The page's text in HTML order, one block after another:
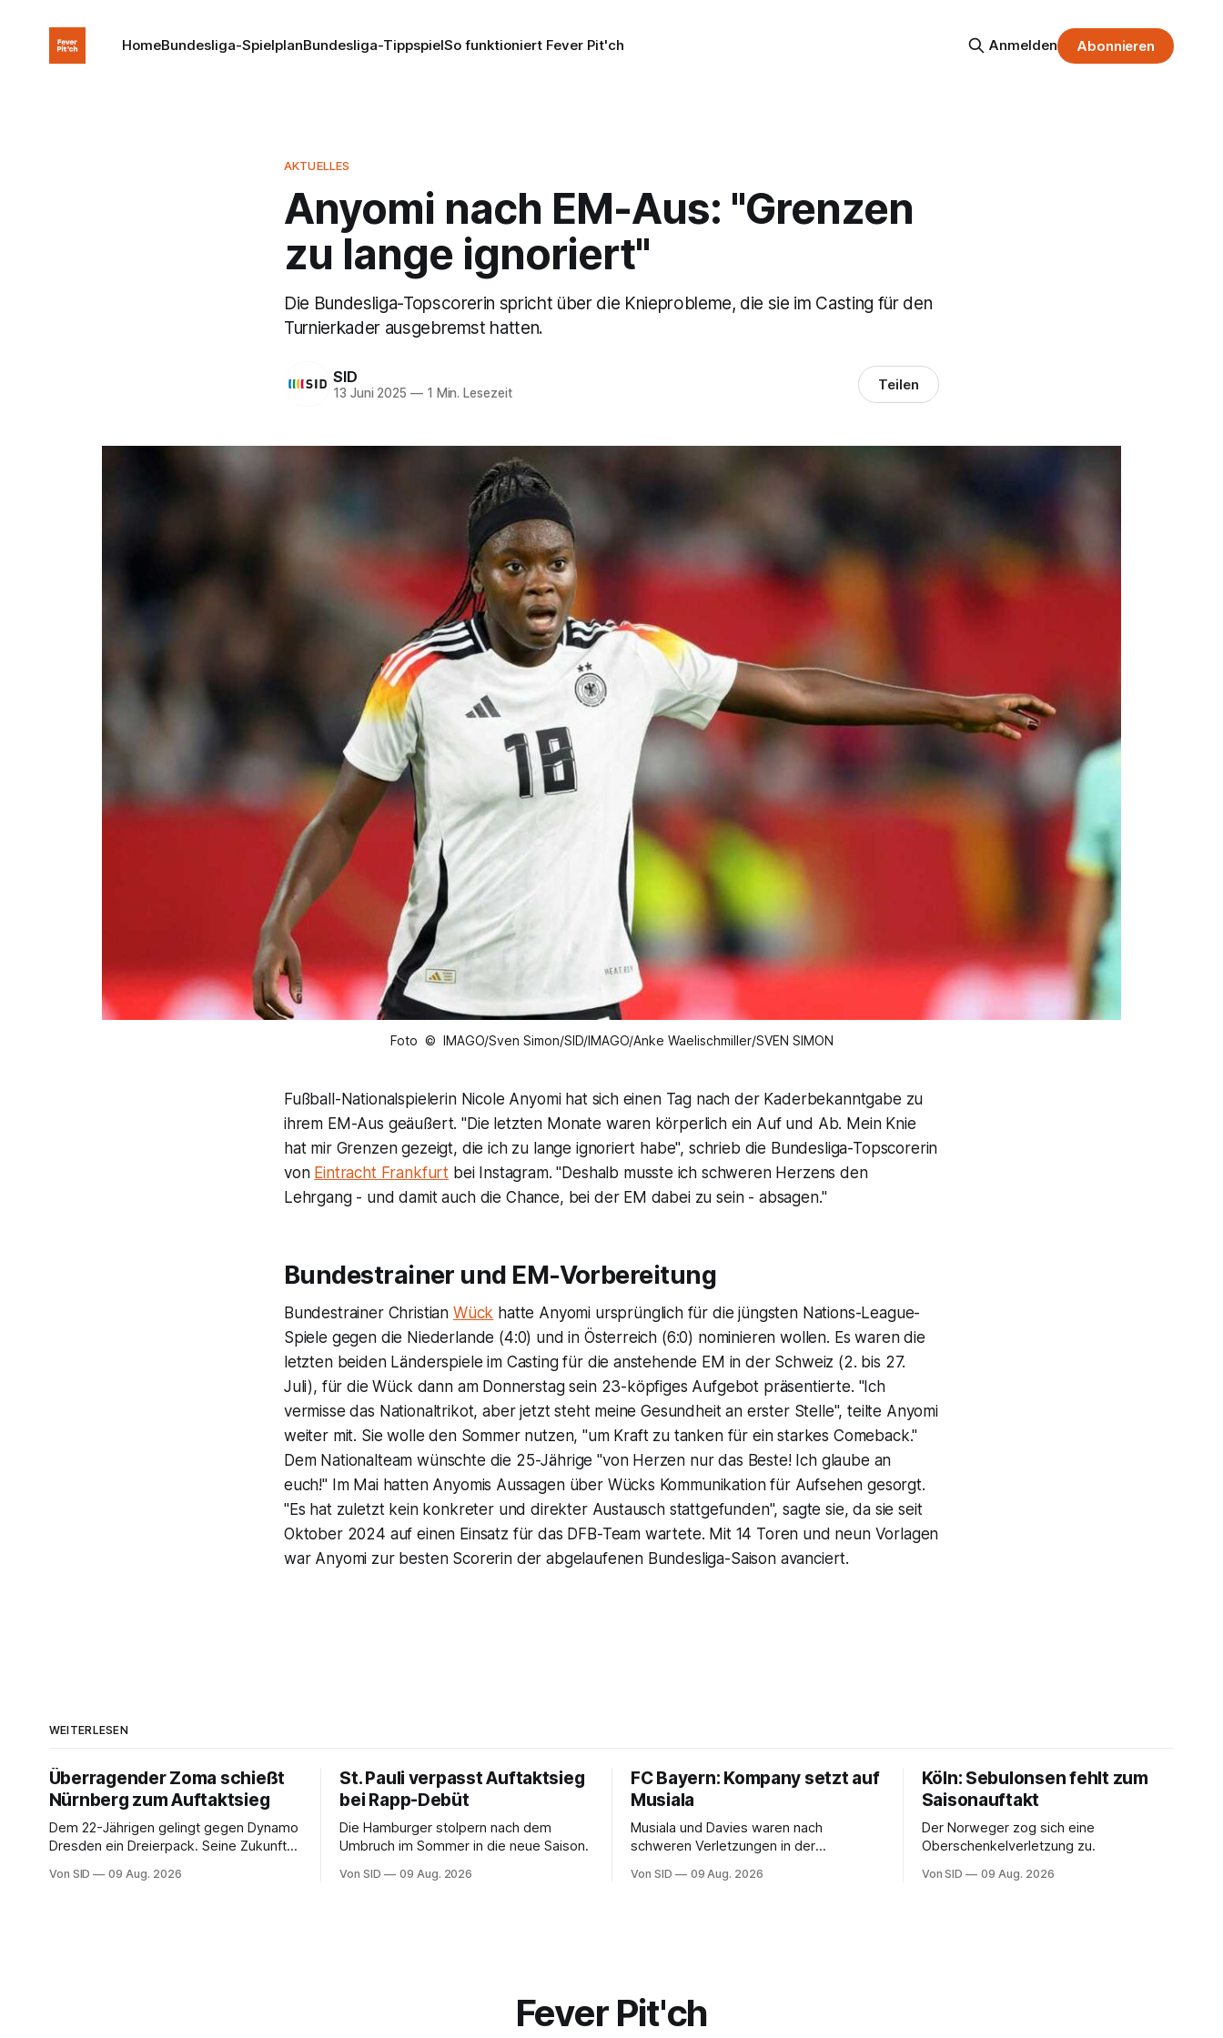
HomeBundesliga-SpielplanBundesliga-TippspielSo funktioniert Fever Pit'ch Anmelden Abonnieren
AKTUELLES
Anyomi nach EM-Aus: "Grenzen
zu lange ignoriert"
Die Bundesliga-Topscorerin spricht über die Knieprobleme, die sie im Casting für den
Turnierkader ausgebremst hatten.
SID
13 Juni 2025 —1 Min. Lesezeit Teilen
Foto © IMAGO/Sven Simon/SID/IMAGO/Anke Waelischmiller/SVEN SIMON
Fußball-Nationalspielerin Nicole Anyomi hat sich einen Tag nach der Kaderbekanntgabe zu
ihrem EM-Aus geäußert. "Die letzten Monate waren körperlich ein Auf und Ab. Mein Knie
hat mir Grenzen gezeigt, die ich zu lange ignoriert habe", schrieb die Bundesliga-Topscorerin
von Eintracht Frankfurt bei Instagram. "Deshalb musste ich schweren Herzens den
Lehrgang - und damit auch die Chance, bei der EM dabei zu sein - absagen."
Bundestrainer und EM-Vorbereitung
Bundestrainer Christian Wück hatte Anyomi ursprünglich für die jüngsten Nations-League-
Spiele gegen die Niederlande (4:0) und in Österreich (6:0) nominieren wollen. Es waren die
letzten beiden Länderspiele im Casting für die anstehende EM in der Schweiz (2. bis 27.
Juli), für die Wück dann am Donnerstag sein 23-köpfiges Aufgebot präsentierte. "Ich
vermisse das Nationaltrikot, aber jetzt steht meine Gesundheit an erster Stelle", teilte Anyomi
weiter mit. Sie wolle den Sommer nutzen, "um Kraft zu tanken für ein starkes Comeback."
Dem Nationalteam wünschte die 25-Jährige "von Herzen nur das Beste! Ich glaube an
euch!" Im Mai hatten Anyomis Aussagen über Wücks Kommunikation für Aufsehen gesorgt.
"Es hat zuletzt kein konkreter und direkter Austausch stattgefunden", sagte sie, da sie seit
Oktober 2024 auf einen Einsatz für das DFB-Team wartete. Mit 14 Toren und neun Vorlagen
war Anyomi zur besten Scorerin der abgelaufenen Bundesliga-Saison avanciert.
WEITERLESEN
Überragender Zoma schießt
Nürnberg zum Auftaktsieg
Dem 22-Jährigen gelingt gegen Dynamo
Dresden ein Dreierpack. Seine Zukunft
Von SID 09 Aug. 2026
St. Pauli verpasst Auftaktsieg
bei Rapp-Debüt
Die Hamburger stolpern nach dem
Umbruch im Sommer in die neue Saison.
Von SID 09 Aug. 2026
FC Bayern: Kompany setzt auf
Musiala
Musiala und Davies waren nach
schweren Verletzungen in der
Spur gekommen.
Von SID 09 Aug. 2026
Köln: Sebulonsen fehlt zum
Saisonauftakt
Der Norweger zog sich eine
Oberschenkelverletzung zu.
Von SID 09 Aug. 2026
Fever Pit'ch